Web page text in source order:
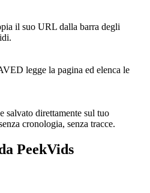
il suo URL dalla barra degli
legge la pagina ed elenca le
salvato direttamente sul tuo
cronologia, senza tracce.
PeekVids